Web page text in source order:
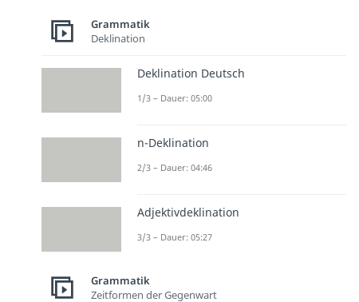
Grammatik
Deklination
Deklination Deutsch
1/3 – Dauer: 05:00
n-Deklination
2/3 – Dauer: 04:46
Adjektivdeklination
3/3 – Dauer: 05:27
Grammatik
Zeitformen der Gegenwart